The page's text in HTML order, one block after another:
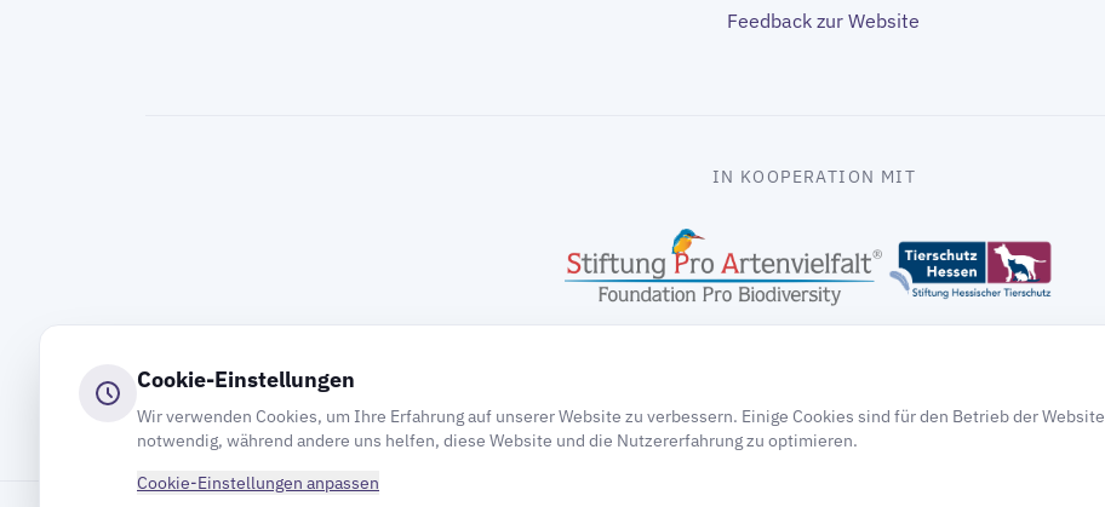
Feedback zur Website
IN KOOPERATION MIT
Cookie-Einstellungen
Wir verwenden Cookies, um Ihre Erfahrung auf unserer Website zu verbessern. Einige Cookies sind für den Betrieb der Website
notwendig, während andere uns helfen, diese Website und die Nutzererfahrung zu optimieren.
Cookie-Einstellungen anpassen